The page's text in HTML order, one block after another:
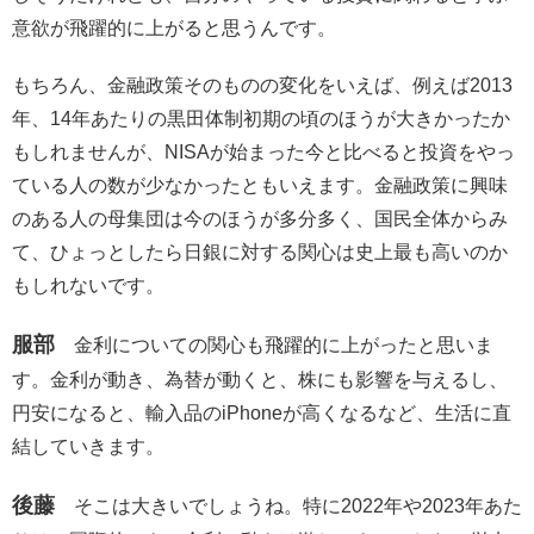
意欲が飛躍的に上がると思うんです。
もちろん、金融政策そのものの変化をいえば、例えば2013
年、14年あたりの黒田体制初期の頃のほうが大きかったか
もしれませんが、NISAが始まった今と比べると投資をやっ
ている人の数が少なかったともいえます。金融政策に興味
のある人の母集団は今のほうが多分多く、国民全体からみ
て、ひょっとしたら日銀に対する関心は史上最も高いのか
もしれないです。
服部 金利についての関心も飛躍的に上がったと思いま
す。金利が動き、為替が動くと、株にも影響を与えるし、
円安になると、輸入品のiPhoneが高くなるなど、生活に直
結していきます。
後藤 そこは大きいでしょうね。特に2022年や2023年あた